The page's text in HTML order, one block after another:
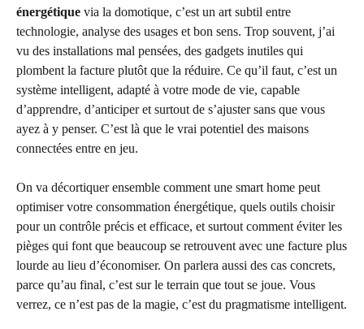
énergétique via la domotique, c’est un art subtil entre
technologie, analyse des usages et bon sens. Trop souvent, j’ai
vu des installations mal pensées, des gadgets inutiles qui
plombent la facture plutôt que la réduire. Ce qu’il faut, c’est un
système intelligent, adapté à votre mode de vie, capable
d’apprendre, d’anticiper et surtout de s’ajuster sans que vous
ayez à y penser. C’est là que le vrai potentiel des maisons
connectées entre en jeu.
On va décortiquer ensemble comment une smart home peut
optimiser votre consommation énergétique, quels outils choisir
pour un contrôle précis et efficace, et surtout comment éviter les
pièges qui font que beaucoup se retrouvent avec une facture plus
lourde au lieu d’économiser. On parlera aussi des cas concrets,
parce qu’au final, c’est sur le terrain que tout se joue. Vous
verrez, ce n’est pas de la magie, c’est du pragmatisme intelligent.